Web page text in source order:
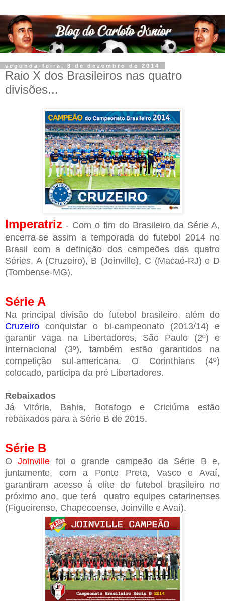
segunda-feira, 8 de dezembro de 2014
Raio X dos Brasileiros nas quatro
divisões...
Imperatriz - Com o fim do Brasileiro da Série A,
encerra-se assim a temporada do futebol 2014 no
Brasil com a definição dos campeões das quatro
Séries, A (Cruzeiro), B (Joinville), C (Macaé-RJ) e D
(Tombense-MG).
Série A
Na principal divisão do futebol brasileiro, além do
Cruzeiro conquistar o bi-campeonato (2013/14) e
garantir vaga na Libertadores, São Paulo (2º) e
Internacional (3º), também estão garantidos na
competição sul-americana. O Corinthians (4º)
colocado, participa da pré Libertadores.
Rebaixados
Já Vitória, Bahia, Botafogo e Criciúma estão
rebaixados para a Série B de 2015.
Série B
OJoinville foi o grande campeão da Série B e,
juntamente, com a Ponte Preta, Vasco e Avaí,
garantiram acesso à elite do futebol brasileiro no
próximo ano, que terá quatro equipes catarinenses
(Figueirense, Chapecoense, Joinville e Avaí).